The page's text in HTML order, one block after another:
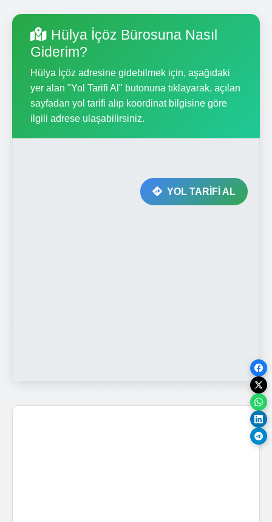
Hülya İçöz Bürosuna Nasıl
Giderim?
Hülya İçöz adresine gidebilmek için, aşağıdaki
yer alan "Yol Tarifi Al" butonuna tıklayarak, açılan
sayfadan yol tarifi alıp koordinat bilgisine göre
ilgili adrese ulaşabilirsiniz.
YOL TARİFİ AL